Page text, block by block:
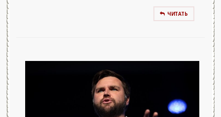
ЧИТАТЬ